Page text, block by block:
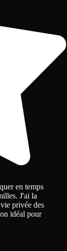
en temps
J'ai la
privée des
idéal pour